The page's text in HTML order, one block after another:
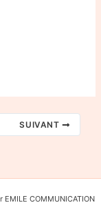
SUIVANT
COMMUNICATION